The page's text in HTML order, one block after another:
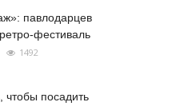
павлодарцев
фестиваль
1492
чтобы посадить